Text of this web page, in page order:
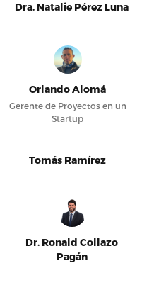
Dra. Natalie Pérez Luna
Orlando Alomá
Gerente de Proyectos en un
Startup
Tomás Ramírez
Dr. Ronald Collazo
Pagán